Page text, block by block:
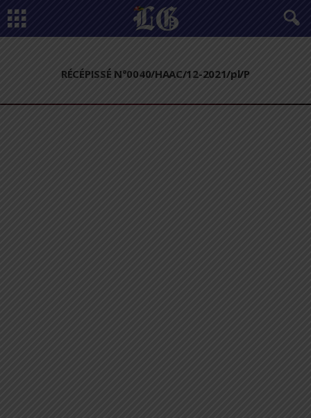
RÉCÉPISSÉ N°0040/HAAC/12-2021/pl/P